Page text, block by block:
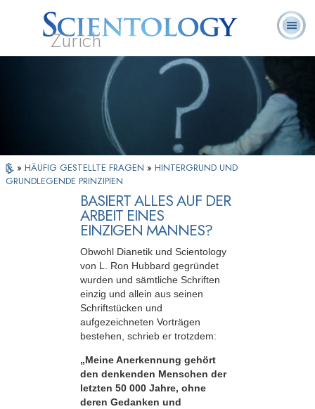
Zürich
Scientology?
Ehrenamtliche
Geistliche
Häufig gestellte
Fragen
» HÄUFIG GESTELLTE FRAGEN » HINTERGRUND UND
GRUNDLEGENDE PRINZIPIEN
BASIERT ALLES AUF DER
ARBEIT EINES
EINZIGEN MANNES?
Obwohl Dianetik und Scientology
von L. Ron Hubbard gegründet
wurden und sämtliche Schriften
einzig und allein aus seinen
Schriftstücken und
aufgezeichneten Vorträgen
bestehen, schrieb er trotzdem:
„Meine Anerkennung gehört
den denkenden Menschen der
letzten 50 000 Jahre, ohne
deren Gedanken und